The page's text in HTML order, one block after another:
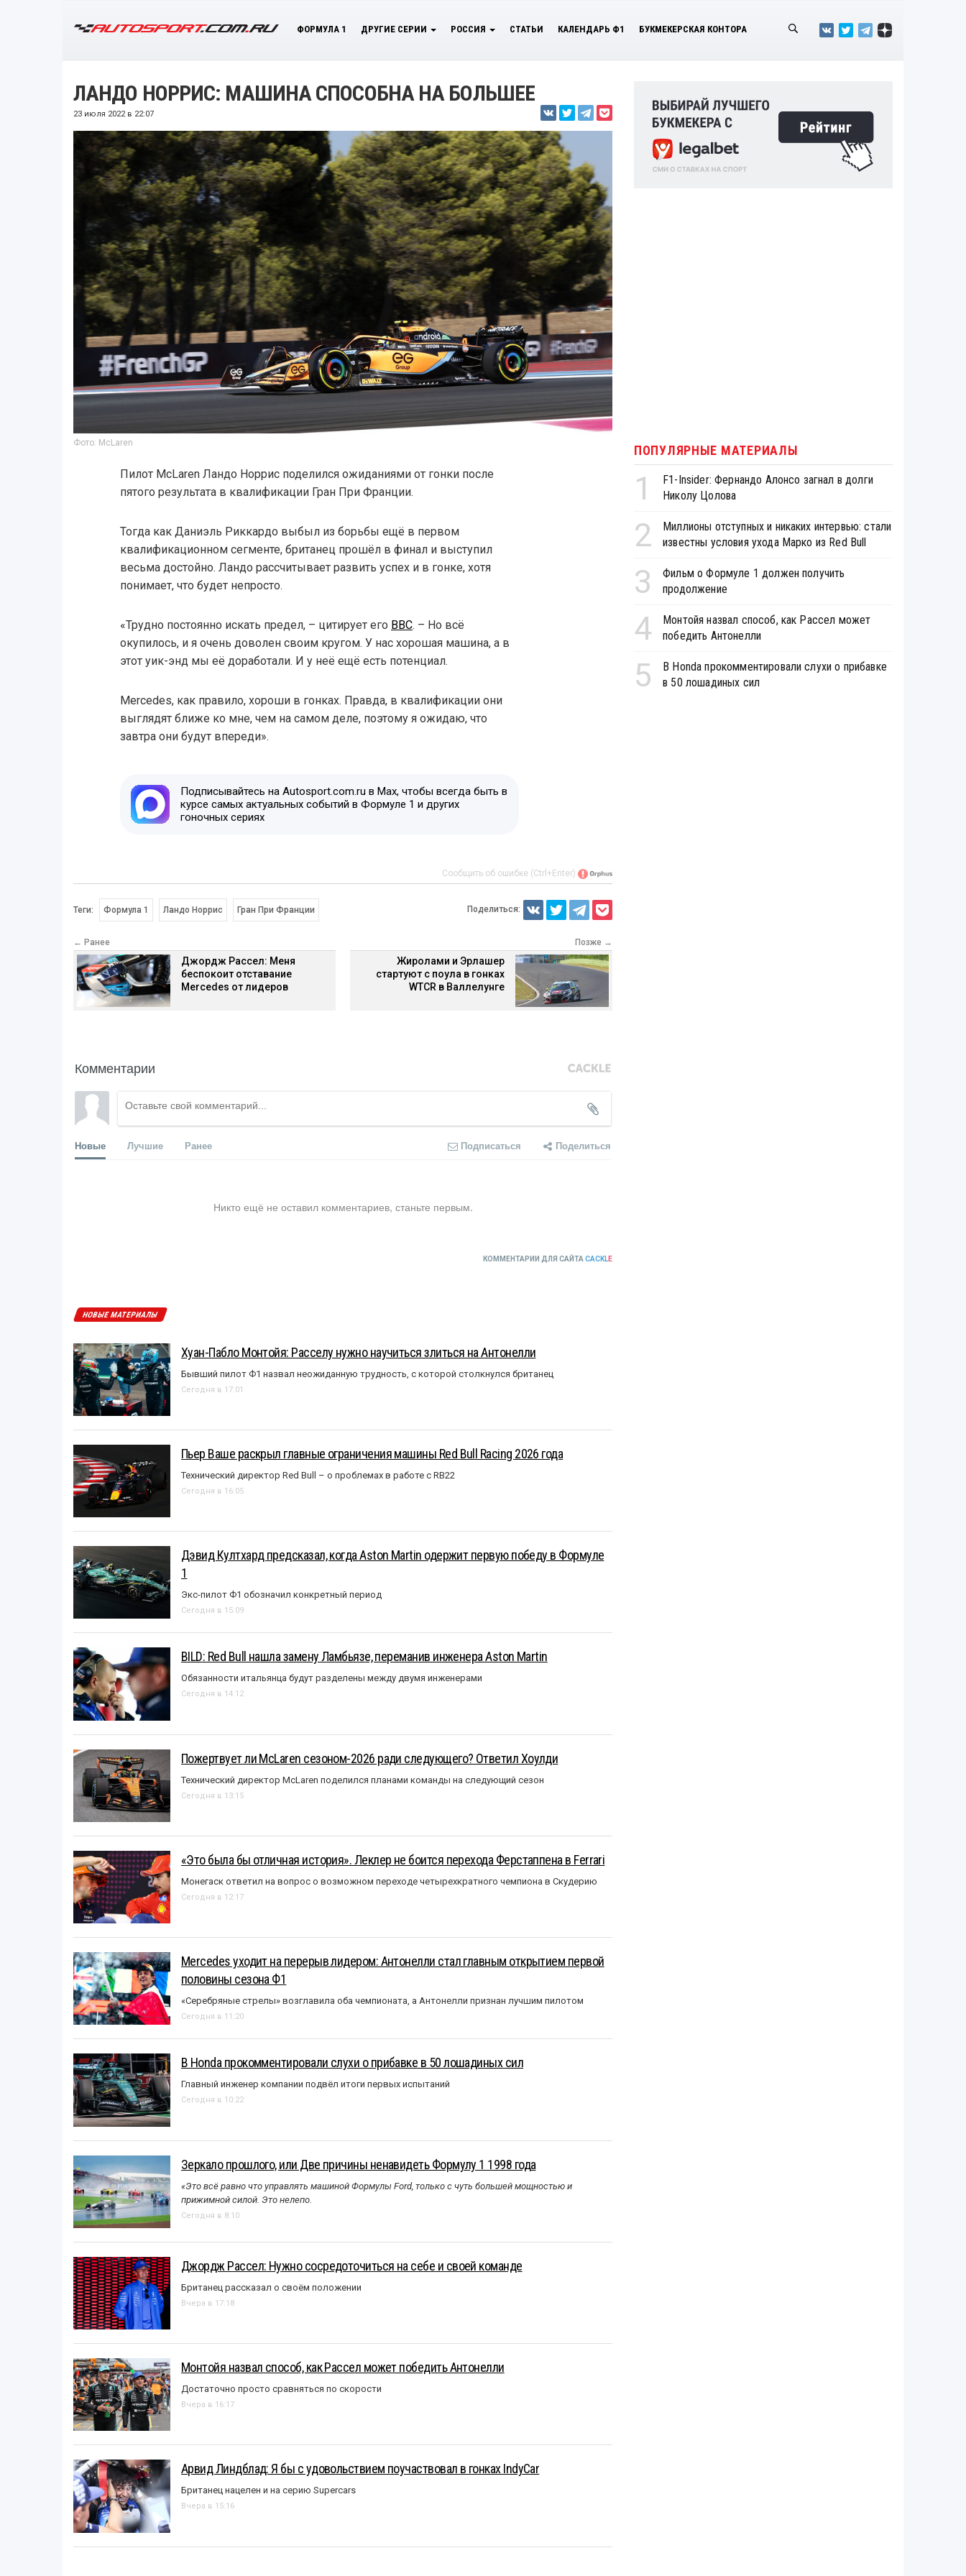
ФОРМУЛА 1 ДРУГИЕ СЕРИИ РОССИЯ СТАТЬИ КАЛЕНДАРЬ Ф1 БУКМЕКЕРСКАЯ КОНТОРА
ЛАНДО НОРРИС: МАШИНА СПОСОБНА НА БОЛЬШЕЕ
23 июля 2022 в 22:07
Фото: McLaren
Пилот McLaren Ландо Норрис поделился ожиданиями от гонки после
пятого результата в квалификации Гран При Франции.
Тогда как Даниэль Риккардо выбыл из борьбы ещё в первом
квалификационном сегменте, британец прошёл в финал и выступил
весьма достойно. Ландо рассчитывает развить успех и в гонке, хотя
понимает, что будет непросто.
«Трудно постоянно искать предел, – цитирует его BBC. – Но всё
окупилось, и я очень доволен своим кругом. У нас хорошая машина, а в
этот уик-энд мы её доработали. И у неё ещё есть потенциал.
Mercedes, как правило, хороши в гонках. Правда, в квалификации они
выглядят ближе ко мне, чем на самом деле, поэтому я ожидаю, что
завтра они будут впереди».
Подписывайтесь на Autosport.com.ru в Max, чтобы всегда быть в
курсе самых актуальных событий в Формуле 1 и других
гоночных сериях
Сообщить об ошибке (Ctrl+Enter)
Теги: Формула 1 Ландо Норрис Гран При Франции Поделиться:
← Ранее
Джордж Рассел: Меня
беспокоит отставание
Mercedes от лидеров
Позже →
Жиролами и Эрлашер
стартуют с поула в гонках
WTCR в Валлелунге
Комментарии
Новые Лучшие Ранее Подписаться Поделиться
Никто ещё не оставил комментариев, станьте первым.
КОММЕНТАРИИ ДЛЯ САЙТА CACKLE
НОВЫЕ МАТЕРИАЛЫ
Хуан-Пабло Монтойя: Расселу нужно научиться злиться на Антонелли
Бывший пилот Ф1 назвал неожиданную трудность, с которой столкнулся британец
Сегодня в 17:01
Пьер Ваше раскрыл главные ограничения машины Red Bull Racing 2026 года
Технический директор Red Bull – о проблемах в работе с RB22
Сегодня в 16:05
Дэвид Култхард предсказал, когда Aston Martin одержит первую победу в Формуле
1
Экс-пилот Ф1 обозначил конкретный период
Сегодня в 15:09
BILD: Red Bull нашла замену Ламбьязе, переманив инженера Aston Martin
Обязанности итальянца будут разделены между двумя инженерами
Сегодня в 14:12
Пожертвует ли McLaren сезоном-2026 ради следующего? Ответил Хоулди
Технический директор McLaren поделился планами команды на следующий сезон
Сегодня в 13:15
«Это была бы отличная история». Леклер не боится перехода Ферстаппена в Ferrari
Монегаск ответил на вопрос о возможном переходе четырехкратного чемпиона в Скудерию
Сегодня в 12:17
Mercedes уходит на перерыв лидером: Антонелли стал главным открытием первой
половины сезона Ф1
«Серебряные стрелы» возглавила оба чемпионата, а Антонелли признан лучшим пилотом
Сегодня в 11:20
В Honda прокомментировали слухи о прибавке в 50 лошадиных сил
Главный инженер компании подвёл итоги первых испытаний
Сегодня в 10:22
Зеркало прошлого, или Две причины ненавидеть Формулу 1 1998 года
«Это всё равно что управлять машиной Формулы Ford, только с чуть большей мощностью и
прижимной силой. Это нелепо.
Сегодня в 8:10
Джордж Рассел: Нужно сосредоточиться на себе и своей команде
Британец рассказал о своём положении
Вчера в 17:18
Монтойя назвал способ, как Рассел может победить Антонелли
Достаточно просто сравняться по скорости
Вчера в 16:17
Арвид Линдблад: Я бы с удовольствием поучаствовал в гонках IndyCar
Британец нацелен и на серию Supercars
Вчера в 15:16
ПОПУЛЯРНЫЕ МАТЕРИАЛЫ
1
F1-Insider: Фернандо Алонсо загнал в долги
Николу Цолова
2
Миллионы отступных и никаких интервью: стали
известны условия ухода Марко из Red Bull
3
Фильм о Формуле 1 должен получить
продолжение
4
Монтойя назвал способ, как Рассел может
победить Антонелли
5
В Honda прокомментировали слухи о прибавке
в 50 лошадиных сил